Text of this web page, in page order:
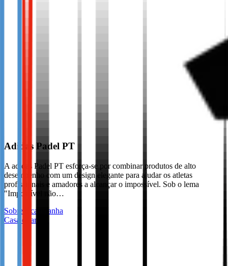
Adidas Padel PT
A adidas Padel PT esforça-se por combinar produtos de alto
desempenho com um design elegante para ajudar os atletas
profissionais e amadores a alcançar o impossível. Sob o lema
"Impossível não…
Sobre a campanha
Casa e Jardim